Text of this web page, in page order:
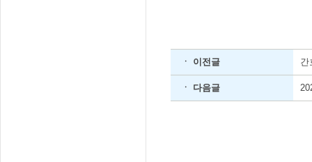
ㆍ 이전글 간
ㆍ 다음글